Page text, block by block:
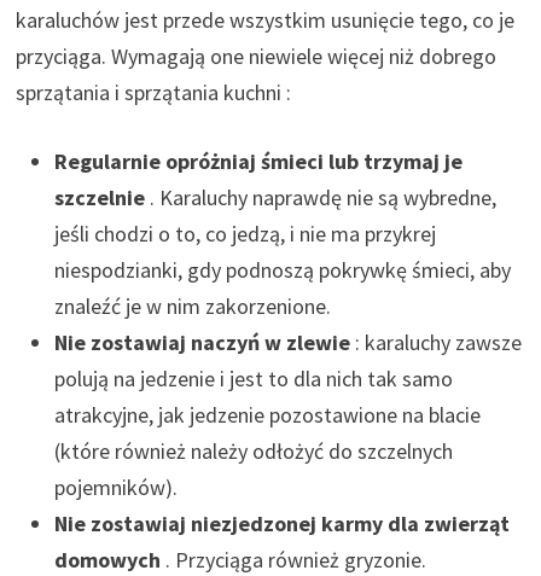
karaluchów jest przede wszystkim usunięcie tego, co je
przyciąga. Wymagają one niewiele więcej niż dobrego
sprzątania i sprzątania kuchni :
Regularnie opróżniaj śmieci lub trzymaj je
szczelnie . Karaluchy naprawdę nie są wybredne,
jeśli chodzi o to, co jedzą, i nie ma przykrej
niespodzianki, gdy podnoszą pokrywkę śmieci, aby
znaleźć je w nim zakorzenione.
Nie zostawiaj naczyń w zlewie : karaluchy zawsze
polują na jedzenie i jest to dla nich tak samo
atrakcyjne, jak jedzenie pozostawione na blacie
(które również należy odłożyć do szczelnych
pojemników).
Nie zostawiaj niezjedzonej karmy dla zwierząt
domowych . Przyciąga również gryzonie.